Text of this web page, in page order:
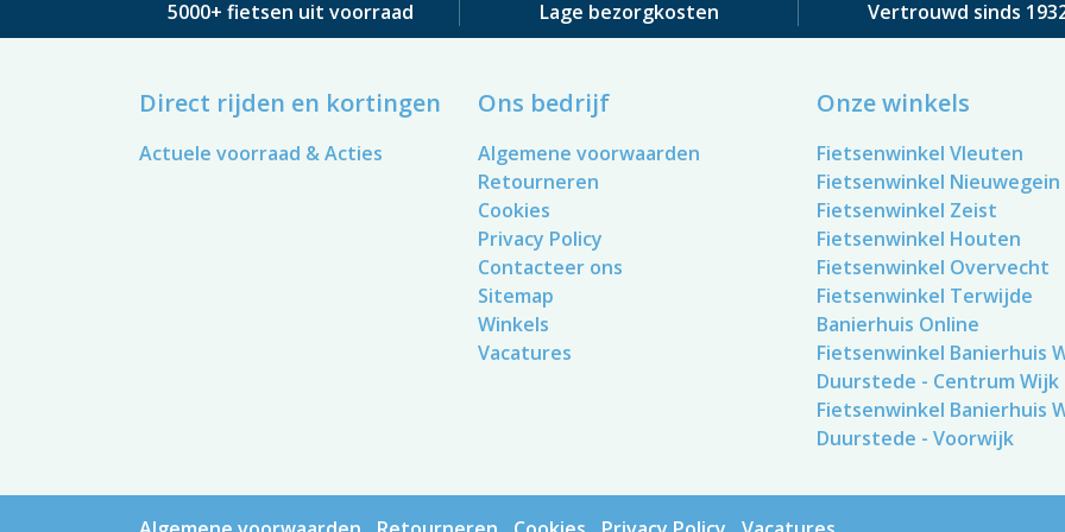
5000+ fietsen uit voorraad Lage bezorgkosten Vertrouwd sinds
Direct rijden en kortingen
Actuele voorraad & Acties
Ons bedrijf
Algemene voorwaarden
Retourneren
Cookies
Privacy Policy
Contacteer ons
Sitemap
Winkels
Vacatures
Onze winkels
Fietsenwinkel Vleuten
Fietsenwinkel Nieuwegein
Fietsenwinkel Zeist
Fietsenwinkel Houten
Fietsenwinkel Overvecht
Fietsenwinkel Terwijde
Banierhuis Online
Fietsenwinkel Banierhuis
Duurstede - Centrum Wijk
Fietsenwinkel Banierhuis
Duurstede - Voorwijk